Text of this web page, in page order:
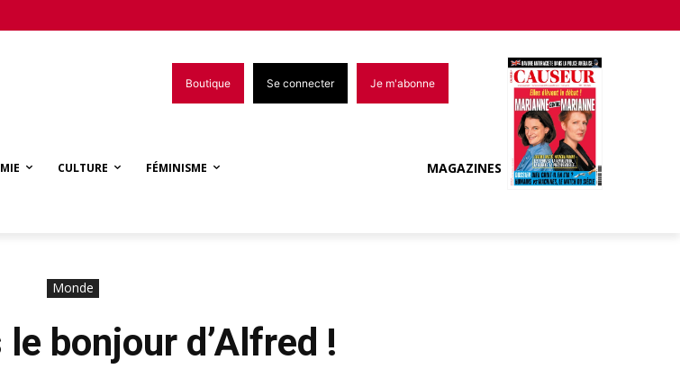
Boutique Se connecter Je m'abonne
CULTURE FÉMINISME MAGAZINES
Monde
le bonjour d’Alfred !